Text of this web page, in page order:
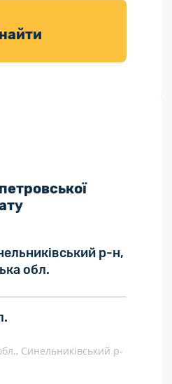
р-н,
обл.
Синельниківський р-